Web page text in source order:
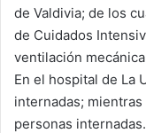
de Valdivia; de los
de Cuidados
ventilación
En el hospital de La
internadas;
personas